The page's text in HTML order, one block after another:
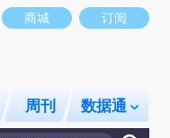
商城 订阅
周刊 数据通